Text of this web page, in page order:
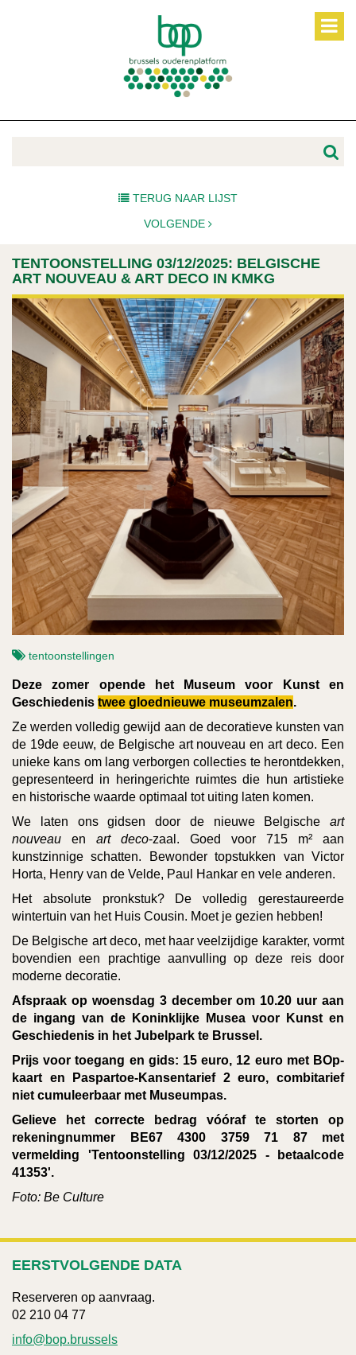
TERUG NAAR LIJST
VOLGENDE
TENTOONSTELLING 03/12/2025: BELGISCHE
ART NOUVEAU & ART DECO IN KMKG
tentoonstellingen
Deze zomer opende het Museum voor Kunst en
Geschiedenis twee gloednieuwe museumzalen.
Ze werden volledig gewijd aan de decoratieve kunsten van
de 19de eeuw, de Belgische art nouveau en art deco. Een
unieke kans om lang verborgen collecties te herontdekken,
gepresenteerd in heringerichte ruimtes die hun artistieke
en historische waarde optimaal tot uiting laten komen.
We laten ons gidsen door de nieuwe Belgische art
nouveau en art deco-zaal. Goed voor 715 m² aan
kunstzinnige schatten. Bewonder topstukken van Victor
Horta, Henry van de Velde, Paul Hankar en vele anderen.
Het absolute pronkstuk? De volledig gerestaureerde
wintertuin van het Huis Cousin. Moet je gezien hebben!
De Belgische art deco, met haar veelzijdige karakter, vormt
bovendien een prachtige aanvulling op deze reis door
moderne decoratie.
Afspraak op woensdag 3 december om 10.20 uur aan
de ingang van de Koninklijke Musea voor Kunst en
Geschiedenis in het Jubelpark te Brussel.
Prijs voor toegang en gids: 15 euro, 12 euro met BOp-
kaart en Paspartoe-Kansentarief 2 euro, combitarief
niet cumuleerbaar met Museumpas.
Gelieve het correcte bedrag vóóraf te storten op
rekeningnummer BE67 4300 3759 71 87 met
vermelding 'Tentoonstelling 03/12/2025 - betaalcode
41353'.
Foto: Be Culture
EERSTVOLGENDE DATA
Reserveren op aanvraag.
02 210 04 77
info@bop.brussels